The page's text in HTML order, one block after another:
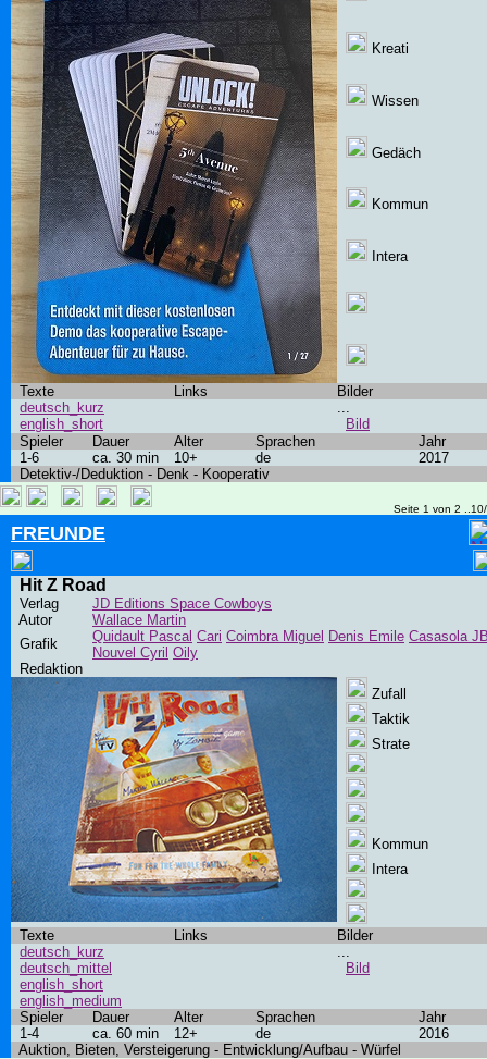
Kreati
Wissen
Gedäch
Kommun
Intera
Texte Links
Bilder
deutsch_kurz
english_short
...
Bild
Spieler
Dauer Alter Sprachen
Jahr
1-6
ca. 30 min 10+ de
2017
Detektiv-/Deduktion - Denk - Kooperativ
Seite 1 von 2
FREUNDE
Hit Z Road
Verlag
JD Editions Space Cowboys
Autor
Wallace Martin
Grafik
Quidault Pascal Cari Coimbra Miguel Denis Emile Casasola
Nouvel Cyril Oily
Redaktion
Zufall
Taktik
Strate
Kommun
Intera
Texte Links
Bilder
deutsch_kurz
deutsch_mittel
english_short
english_medium
...
Bild
Spieler Dauer Alter Sprachen
Jahr
1-4
ca. 60 min 12+ de
2016
Auktion, Bieten, Versteigerung - Entwicklung/Aufbau - Würfel